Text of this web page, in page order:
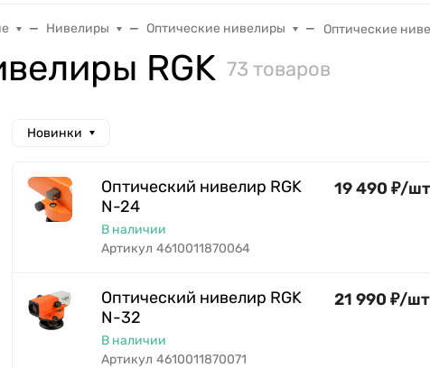
Нивелиры Оптические нивелиры Оптические
RGK 73 товаров
Новинки
Оптический нивелир RGK
N-24
В наличии
Артикул 4610011870064
19 490 ₽/
Оптический нивелир RGK
N-32
В наличии
Артикул 4610011870071
21 990 ₽/